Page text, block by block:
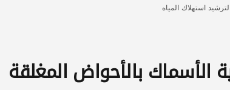
استهلاك المياه
الأسماك بالأحواض المغلقة